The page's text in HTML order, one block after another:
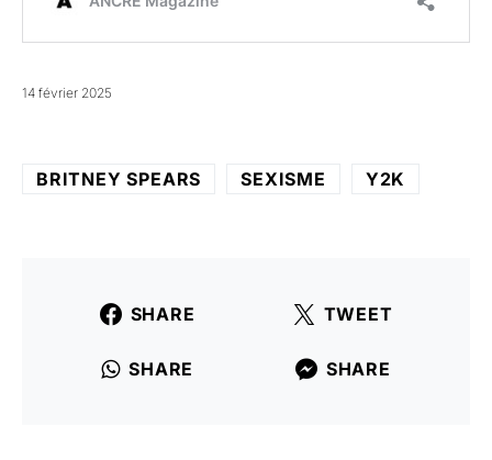
14 février 2025
BRITNEY SPEARS SEXISME Y2K
SHARE TWEET
SHARE SHARE